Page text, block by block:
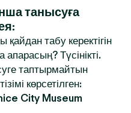
танысуға
табу керектігін
апарасың? Түсінікті.
таптырмайтын
көрсетілген:
City Museum